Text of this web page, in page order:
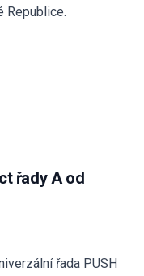
Republice.
řady A od
řada PUSH